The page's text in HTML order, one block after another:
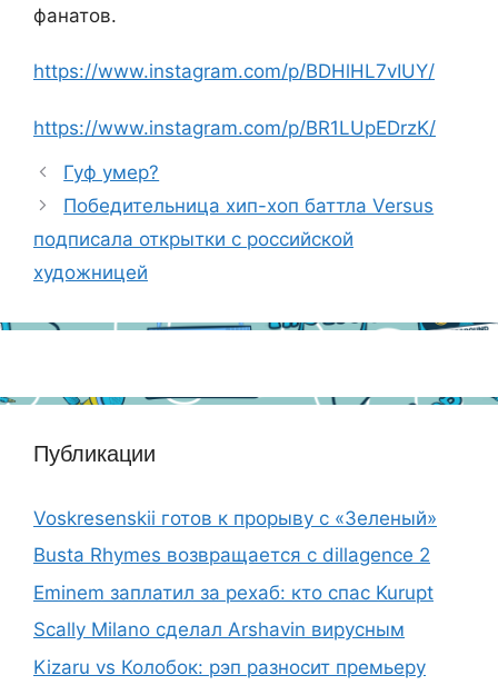
фанатов.
https://www.instagram.com/p/BDHlHL7vIUY/
https://www.instagram.com/p/BR1LUpEDrzK/
Гуф умер?
Победительница хип-хоп баттла Versus
подписала открытки с российской
художницей
Публикации
Voskresenskii готов к прорыву с «Зеленый»
Busta Rhymes возвращается с dillagence 2
Eminem заплатил за рехаб: кто спас Kurupt
Scally Milano сделал Arshavin вирусным
Kizaru vs Колобок: рэп разносит премьеру